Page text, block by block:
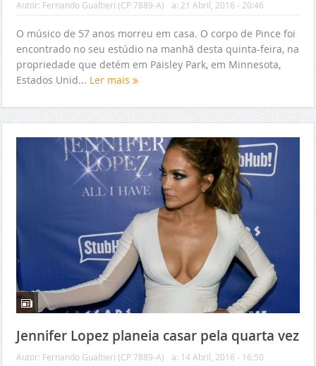
Autor: Fernando Gualtieri (CP 7889-A) a: 21 Abril, 2016 - 20:46
O músico de 57 anos morreu em casa. O corpo de Pince foi
encontrado no seu estúdio na manhã desta quinta-feira, na
propriedade que detém em Paisley Park, em Minnesota,
Estados Unid... Ler mais
Jennifer Lopez planeia casar pela quarta vez
Autor: Fernando Gualtieri (CP 7889-A) a: 14 Abril, 2016 - 16:50